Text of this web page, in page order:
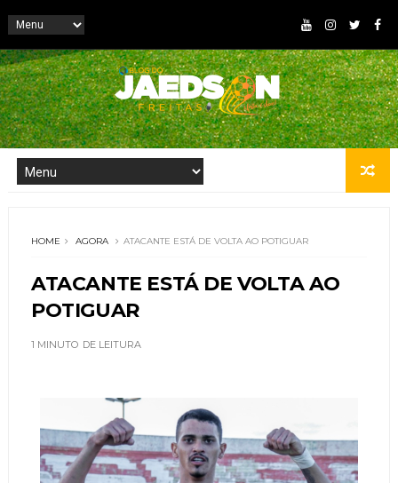
HOME AGORA ATACANTE ESTÁ DE VOLTA AO POTIGUAR
ATACANTE ESTÁ DE VOLTA AO
POTIGUAR
1 MINUTO DE LEITURA